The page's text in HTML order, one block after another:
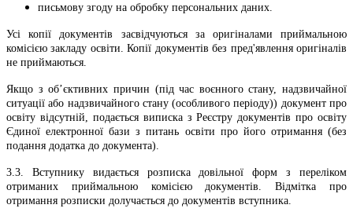
­письмову згоду на обробку персональних даних.
Усі копії документів засвідчуються за оригіналами приймальною
комісією закладу освіти. Копії документів без пред'явлення оригіналів
не приймаються.
Якщо з об’єктивних причин (під час воєнного стану, надзвичайної
ситуації або надзвичайного стану (особливого періоду)) документ про
освіту відсутній, подається виписка з Реєстру документів про освіту
Єдиної електронної бази з питань освіти про його отримання (без
подання додатка до документа).
3.3. Вступнику видається розписка довільної форм з переліком
отриманих приймальною комісією документів. Відмітка про
отримання розписки долучається до документів вступника.